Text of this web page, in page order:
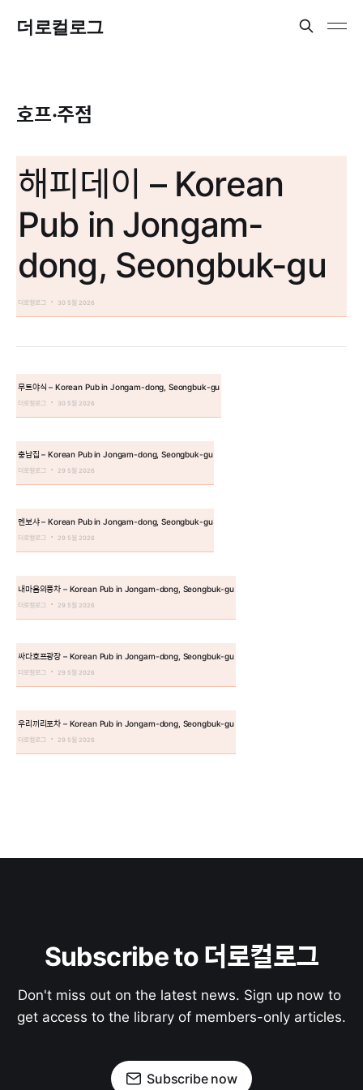
더로컬로그
호프·주점
해피데이 – Korean
Pub in Jongam-
dong, Seongbuk-gu
더로컬로그 30 5월 2026
무트야식 – Korean Pub in Jongam-dong, Seongbuk-gu
더로컬로그 30 5월 2026
충남집 – Korean Pub in Jongam-dong, Seongbuk-gu
더로컬로그 29 5월 2026
멘보샤 – Korean Pub in Jongam-dong, Seongbuk-gu
더로컬로그 29 5월 2026
내마음의풍차 – Korean Pub in Jongam-dong, Seongbuk-gu
더로컬로그 29 5월 2026
싸다호프광장 – Korean Pub in Jongam-dong, Seongbuk-gu
더로컬로그 29 5월 2026
우리끼리포차 – Korean Pub in Jongam-dong, Seongbuk-gu
더로컬로그 29 5월 2026
Subscribe to 더로컬로그
Don't miss out on the latest news. Sign up now to
get access to the library of members-only articles.
Subscribe now